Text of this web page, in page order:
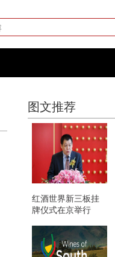
图文推荐
红酒世界新三板挂
牌仪式在京举行